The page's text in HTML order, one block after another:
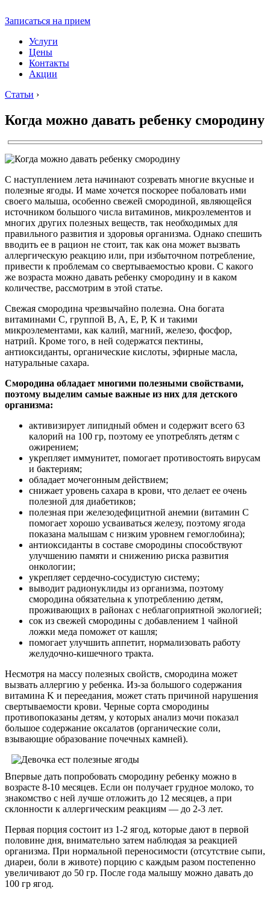
Записаться на прием
Услуги
Цены
Контакты
Акции
Статьи ›
Когда можно давать ребенку смородину
С наступлением лета начинают созревать многие вкусные и
полезные ягоды. И маме хочется поскорее побаловать ими
своего малыша, особенно свежей смородиной, являющейся
источником большого числа витаминов, микроэлементов и
многих других полезных веществ, так необходимых для
правильного развития и здоровья организма. Однако спешить
вводить ее в рацион не стоит, так как она может вызвать
аллергическую реакцию или, при избыточном потребление,
привести к проблемам со свертываемостью крови. С какого
же возраста можно давать ребенку смородину и в каком
количестве, рассмотрим в этой статье.
Свежая смородина чрезвычайно полезна. Она богата
витаминами C, группой B, A, E, P, K и такими
микроэлементами, как калий, магний, железо, фосфор,
натрий. Кроме того, в ней содержатся пектины,
антиоксиданты, органические кислоты, эфирные масла,
натуральные сахара.
Смородина обладает многими полезными свойствами,
поэтому выделим самые важные из них для детского
организма:
активизирует липидный обмен и содержит всего 63
калорий на 100 гр, поэтому ее употреблять детям с
ожирением;
укрепляет иммунитет, помогает противостоять вирусам
и бактериям;
обладает мочегонным действием;
снижает уровень сахара в крови, что делает ее очень
полезной для диабетиков;
полезная при железодефицитной анемии (витамин С
помогает хорошо усваиваться железу, поэтому ягода
показана малышам с низким уровнем гемоглобина);
антиоксиданты в составе смородины способствуют
улучшению памяти и снижению риска развития
онкологии;
укрепляет сердечно-сосудистую систему;
выводит радионуклиды из организма, поэтому
смородина обязательна к употреблению детям,
проживающих в районах с неблагоприятной экологией;
сок из свежей смородины с добавлением 1 чайной
ложки меда поможет от кашля;
помогает улучшить аппетит, нормализовать работу
желудочно-кишечного тракта.
Несмотря на массу полезных свойств, смородина может
вызвать аллергию у ребенка. Из-за большого содержания
витамина K и переедания, может стать причиной нарушения
свертываемости крови. Черные сорта смородины
противопоказаны детям, у которых анализ мочи показал
большое содержание оксалатов (органические соли,
взывающие образование почечных камней).
Впервые дать попробовать смородину ребенку можно в
возрасте 8-10 месяцев. Если он получает грудное молоко, то
знакомство с ней лучше отложить до 12 месяцев, а при
склонности к аллергическим реакциям — до 2-3 лет.
Первая порция состоит из 1-2 ягод, которые дают в первой
половине дня, внимательно затем наблюдая за реакцией
организма. При нормальной переносимости (отсутствие сыпи,
диареи, боли в животе) порцию с каждым разом постепенно
увеличивают до 50 гр. После года малышу можно давать до
100 гр ягод.